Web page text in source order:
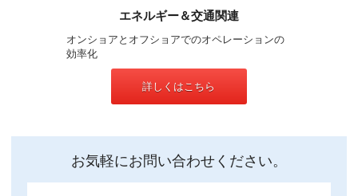
エネルギー＆交通関連
オンショアとオフショアでのオペレーションの
効率化
詳しくはこちら
お気軽にお問い合わせください。